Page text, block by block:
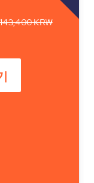
143,400 KRW